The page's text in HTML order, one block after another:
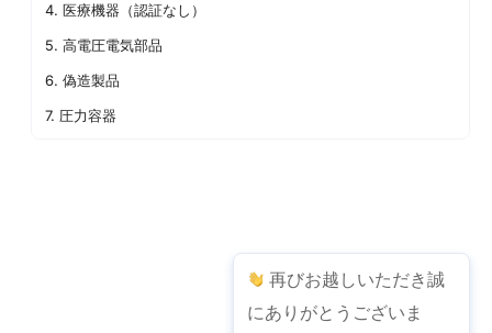
4. 医療機器（認証なし）
5. 高電圧電気部品
6. 偽造製品
7. 圧力容器
再びお越しいただき誠
にありがとうございま